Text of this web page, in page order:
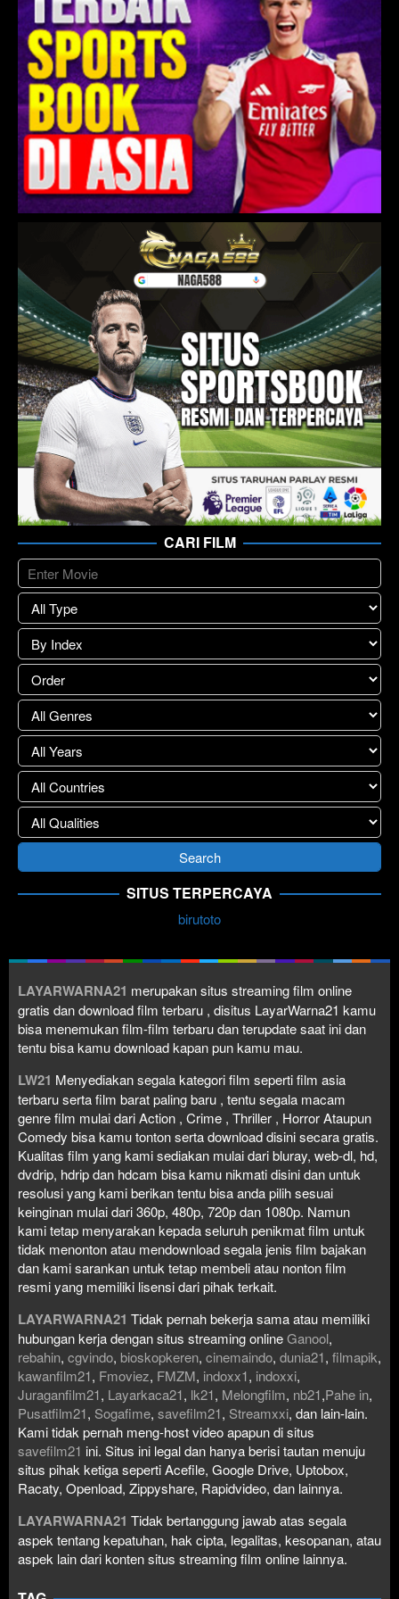
CARI FILM
SITUS TERPERCAYA
birutoto
LAYARWARNA21 merupakan situs streaming film online
gratis dan download film terbaru , disitus LayarWarna21 kamu
bisa menemukan film-film terbaru dan terupdate saat ini dan
tentu bisa kamu download kapan pun kamu mau.
LW21 Menyediakan segala kategori film seperti film asia
terbaru serta film barat paling baru , tentu segala macam
genre film mulai dari Action , Crime , Thriller , Horror Ataupun
Comedy bisa kamu tonton serta download disini secara gratis.
Kualitas film yang kami sediakan mulai dari bluray, web-dl, hd,
dvdrip, hdrip dan hdcam bisa kamu nikmati disini dan untuk
resolusi yang kami berikan tentu bisa anda pilih sesuai
keinginan mulai dari 360p, 480p, 720p dan 1080p. Namun
kami tetap menyarakan kepada seluruh penikmat film untuk
tidak menonton atau mendownload segala jenis film bajakan
dan kami sarankan untuk tetap membeli atau nonton film
resmi yang memiliki lisensi dari pihak terkait.
LAYARWARNA21 Tidak pernah bekerja sama atau memiliki
hubungan kerja dengan situs streaming onlineGanool,
rebahin, cgvindo, bioskopkeren, cinemaindo, dunia21, filmapik,
kawanfilm21, Fmoviez, FMZM, indoxx1, indoxxi,
Juraganfilm21, Layarkaca21, lk21, Melongfilm, nb21,Pahe in,
Pusatfilm21, Sogafime, savefilm21, Streamxxi, dan lain-lain.
Kami tidak pernah meng-host video apapun di situs
savefilm21 ini. Situs ini legal dan hanya berisi tautan menuju
situs pihak ketiga seperti Acefile, Google Drive, Uptobox,
Racaty, Openload, Zippyshare, Rapidvideo, dan lainnya.
LAYARWARNA21 Tidak bertanggung jawab atas segala
aspek tentang kepatuhan, hak cipta, legalitas, kesopanan, atau
aspek lain dari konten situs streaming film online lainnya.